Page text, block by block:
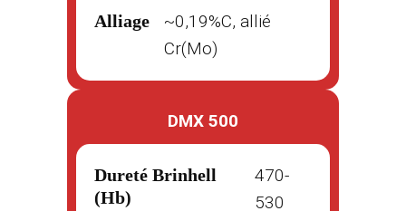
Alliage
~0,19%C, allié
Cr(Mo)
DMX 500
Dureté Brinhell
(Hb)
470-
530